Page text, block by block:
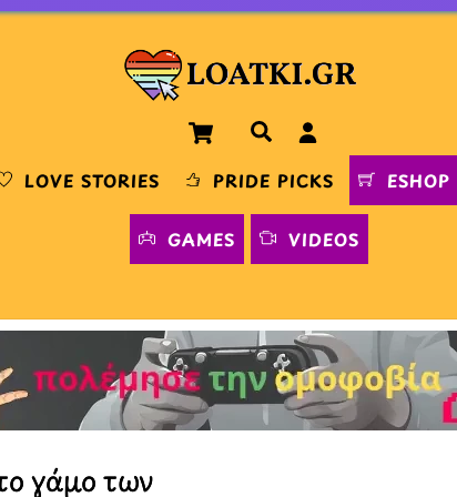
Cart Αναζήτηση
LOVE STORIES PRIDE PICKS ESHOP
GAMES VIDEOS
γάμο των